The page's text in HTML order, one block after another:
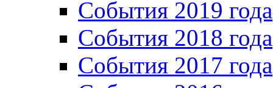
События 2019 года
События 2018 года
События 2017 года